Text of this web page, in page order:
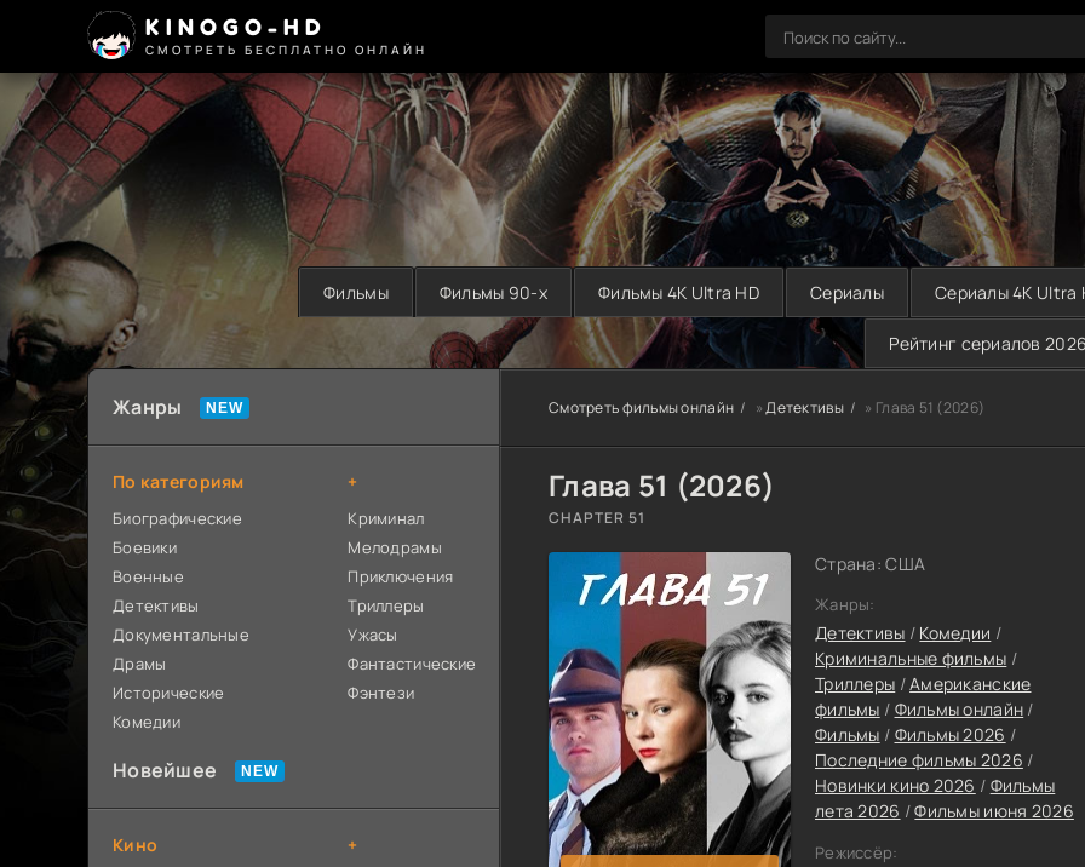
KINOGO-HD
СМОТРЕТЬ БЕСПЛАТНО ОНЛАЙН
Фильмы Фильмы 90-х Фильмы 4K Ultra HD Сериалы Сериалы 4K Ultra
Рейтинг сериалов
Смотреть фильмы онлайн »Детективы » Глава 51 (2026)
Глава 51 (2026)
CHAPTER 51
Страна: США
Жанры:
Детективы / Комедии /
Криминальные фильмы /
Триллеры /Американские
фильмы / Фильмы онлайн /
Фильмы / Фильмы 2026 /
Последние фильмы 2026 /
Новинки кино 2026 / Фильмы
лета 2026 /Фильмы июня 2026
Режиссёр:
Жанры
По категориям
Биографические
Боевики
Военные
Детективы
Документальные
Драмы
Исторические
Комедии
+
Криминал
Мелодрамы
Приключения
Триллеры
Ужасы
Фантастические
Фэнтези
Новейшее
Кино +